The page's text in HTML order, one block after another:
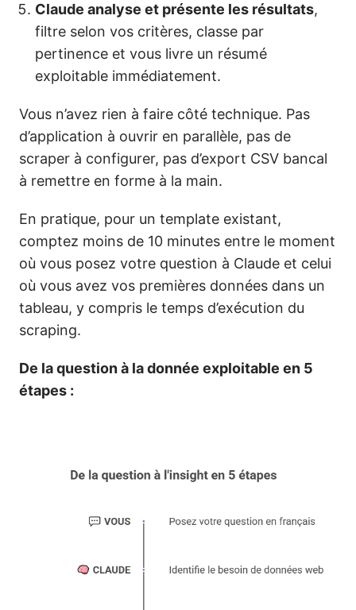
Claude analyse et présente les résultats,
filtre selon vos critères, classe par
pertinence et vous livre un résumé
exploitable immédiatement.
Vous n’avez rien à faire côté technique. Pas
d’application à ouvrir en parallèle, pas de
scraper à configurer, pas d’export CSV bancal
à remettre en forme à la main.
En pratique, pour un template existant,
comptez moins de 10 minutes entre le moment
où vous posez votre question à Claude et celui
où vous avez vos premières données dans un
tableau, y compris le temps d’exécution du
scraping.
De la question à la donnée exploitable en 5
étapes :